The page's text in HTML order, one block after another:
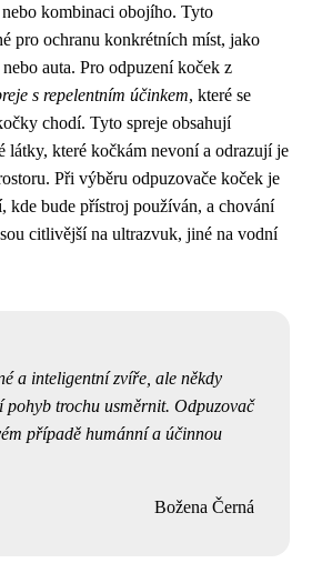
kombinaci obojího. Tyto
pro ochranu konkrétních míst, jako
auta. Pro odpuzení koček z
s repelentním účinkem, které se
chodí. Tyto spreje obsahují
látky, které kočkám nevoní a odrazují je
Při výběru odpuzovače koček je
kde bude přístroj používán, a chování
citlivější na ultrazvuk, jiné na vodní
a inteligentní zvíře, ale někdy
pohyb trochu usměrnit. Odpuzovač
případě humánní a účinnou
Božena Černá